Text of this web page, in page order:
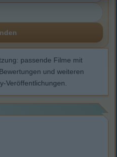
passende Filme mit
und weiteren
Veröffentlichungen.